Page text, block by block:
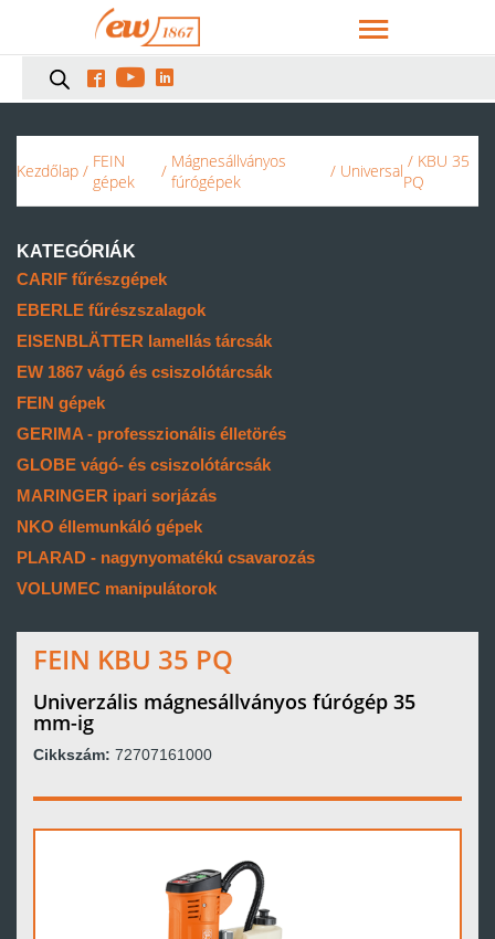
  
Kezdőlap / FEIN
gépek
/ Mágnesállványos
fúrógépek
/ Universal / KBU 35
PQ
KATEGÓRIÁK
CARIF fűrészgépek
EBERLE fűrészszalagok
EISENBLÄTTER lamellás tárcsák
EW 1867 vágó és csiszolótárcsák
FEIN gépek
GERIMA - professzionális élletörés
GLOBE vágó- és csiszolótárcsák
MARINGER ipari sorjázás
NKO éllemunkáló gépek
PLARAD - nagynyomatékú csavarozás
VOLUMEC manipulátorok
FEIN KBU 35 PQ
Univerzális mágnesállványos fúrógép 35
mm-ig
Cikkszám: 72707161000